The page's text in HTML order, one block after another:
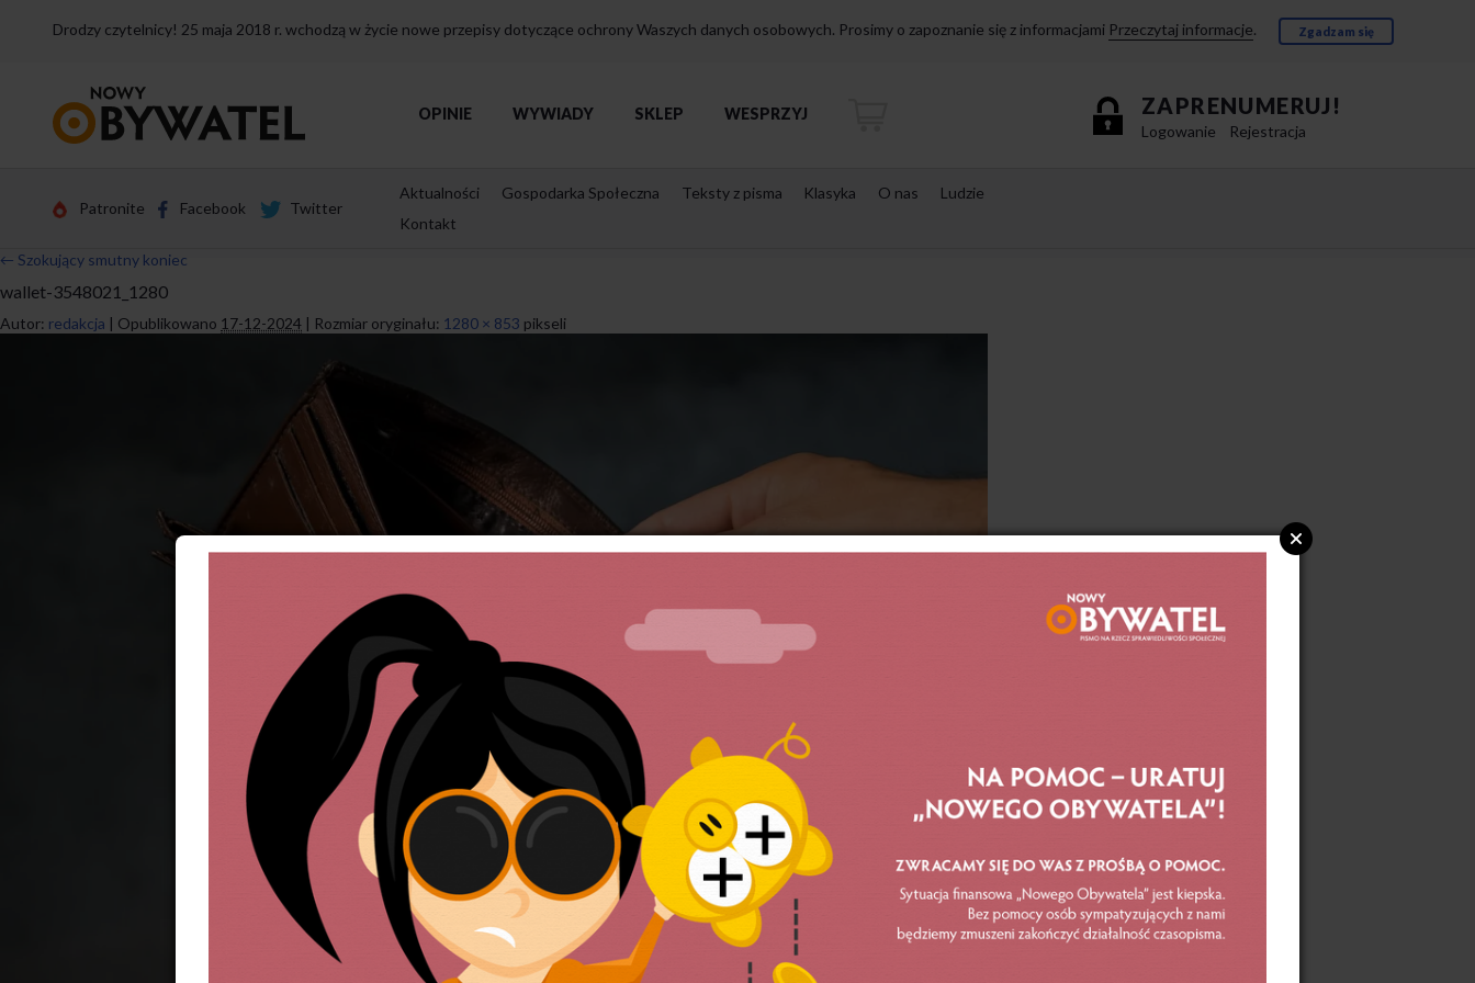
Drodzy czytelnicy! 25 maja 2018 r. wchodzą w życie nowe przepisy dotyczące ochrony Waszych danych osobowych. Prosimy o zapoznanie się z informacjami Przeczytaj informacje. Zgadzam się
strony
ZAPRENUMERUJ!
Logowanie Rejestracja
OPINIE WYWIADY SKLEP WESPRZYJ
Patronite Facebook Twitter
Aktualności Gospodarka Społeczna Teksty z pisma Klasyka O nas
Ludzie
Kontakt
← Szokujący smutny koniec
wallet-3548021_1280
Autor: redakcja | Opublikowano 17-12-2024 | Rozmiar oryginału: 1280 × 853 pikseli